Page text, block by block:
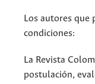
Los autores que
condiciones:
La Revista
postulación,